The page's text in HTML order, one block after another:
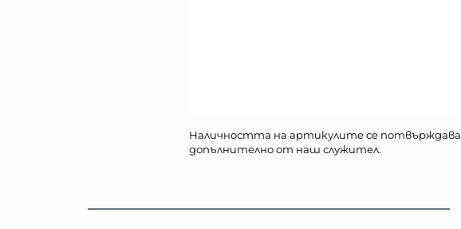
Наличността на артикулите се потвърждава
допълнително от наш служител.